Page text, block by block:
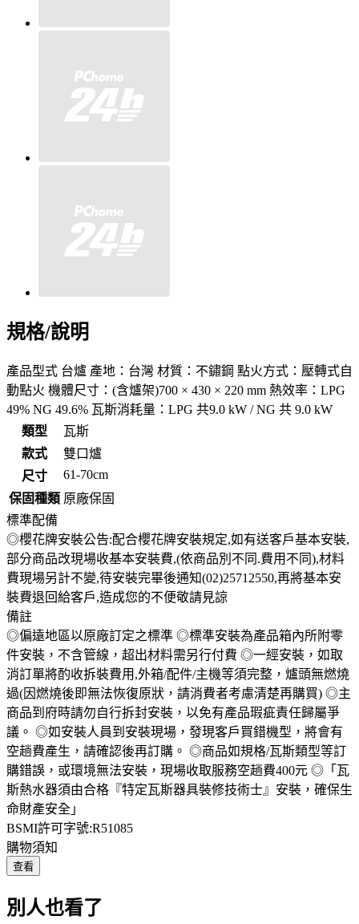
規格/說明
產品型式 台爐 產地：台灣 材質：不鏽鋼 點火方式：壓轉式自
動點火 機體尺寸：(含爐架)700 × 430 × 220 mm 熱效率：LPG
49% NG 49.6% 瓦斯消耗量：LPG 共9.0 kW / NG 共 9.0 kW
類型
瓦斯
款式
雙口爐
尺寸
61-70cm
保固種類 原廠保固
標準配備
◎櫻花牌安裝公告:配合櫻花牌安裝規定,如有送客戶基本安裝,
部分商品改現場收基本安裝費,(依商品別不同.費用不同),材料
費現場另計不變,待安裝完畢後通知(02)25712550,再將基本安
裝費退回給客戶,造成您的不便敬請見諒
備註
◎偏遠地區以原廠訂定之標準 ◎標準安裝為產品箱內所附零
件安裝，不含管線，超出材料需另行付費 ◎一經安裝，如取
消訂單將酌收拆裝費用,外箱/配件/主機等須完整，爐頭無燃燒
過(因燃燒後即無法恢復原狀，請消費者考慮清楚再購買) ◎主
商品到府時請勿自行拆封安裝，以免有產品瑕疵責任歸屬爭
議。 ◎如安裝人員到安裝現場，發現客戶買錯機型，將會有
空趟費產生，請確認後再訂購。 ◎商品如規格/瓦斯類型等訂
購錯誤，或環境無法安裝，現場收取服務空趟費400元 ◎「瓦
斯熱水器須由合格『特定瓦斯器具裝修技術士』安裝，確保生
命財產安全」
BSMI許可字號:R51085
購物須知
查看
別人也看了